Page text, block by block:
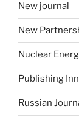
New journal
New
Nuclear
Publishing
Russian